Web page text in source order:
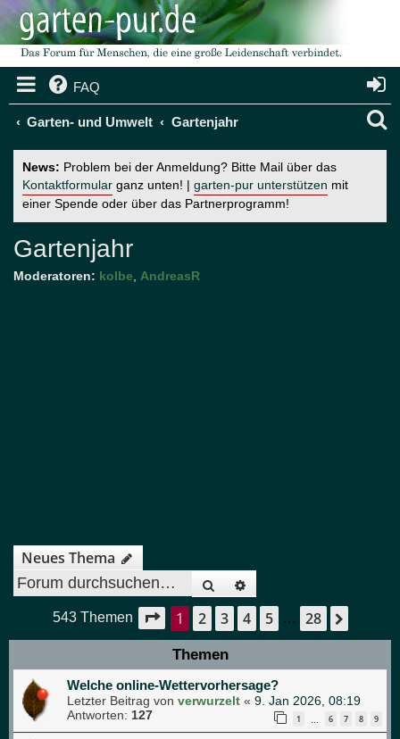
FAQ
Garten- und Umwelt Gartenjahr
News: Problem bei der Anmeldung? Bitte Mail über das
Kontaktformular ganz unten! | garten-pur unterstützen mit
einer Spende oder über das Partnerprogramm!
Gartenjahr
Moderatoren: kolbe AndreasR
Neues Thema
Suche
543 Themen Seite 1von 28
1 2 3 4 5 … 28
Themen
Welche online-Wettervorhersage?
Letzter Beitrag von verwurzelt « 9. Jan 2026, 08:19
Antworten: 127 1 6 7 8 9